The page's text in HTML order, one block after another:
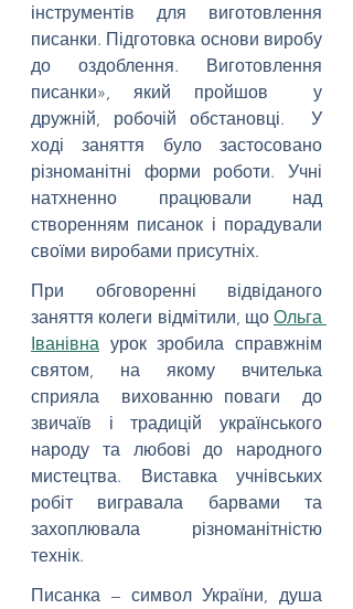
інструментів для виготовлення
писанки. Підготовка основи виробу
до оздоблення. Виготовлення
писанки», який пройшов  у
дружній, робочій обстановці.  У
ході заняття було застосовано
різноманітні форми роботи. Учні
натхненно працювали над
створенням писанок і порадували
своїми виробами присутніх.
При обговоренні відвіданого
заняття колеги відмітили, що Ольга
Іванівна урок зробила справжнім
святом, на якому вчителька
сприяла  вихованню поваги  до
звичаїв і традицій українського
народу та любові до народного
мистецтва. Виставка учнівських
робіт вигравала барвами та
захоплювала різноманітністю
технік.
Писанка – символ України, душа